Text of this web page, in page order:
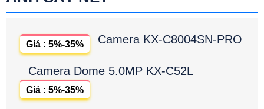
Camera KX-C8004SN-PRO
Giá : 5%-35%
Camera Dome 5.0MP KX-C52L
Giá : 5%-35%